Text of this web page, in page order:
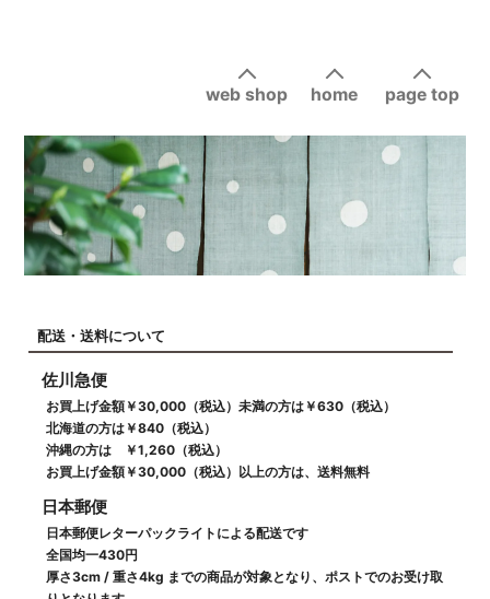
page top
home
web shop
配送・送料について
佐川急便
お買上げ金額￥30,000（税込）未満の方は￥630（税込）
北海道の方は￥840（税込）
沖縄の方は ￥1,260（税込）
お買上げ金額￥30,000（税込）以上の方は、送料無料
日本郵便
日本郵便レターパックライトによる配送です
全国均一430円
厚さ3cm / 重さ4kg までの商品が対象となり、ポストでのお受け取